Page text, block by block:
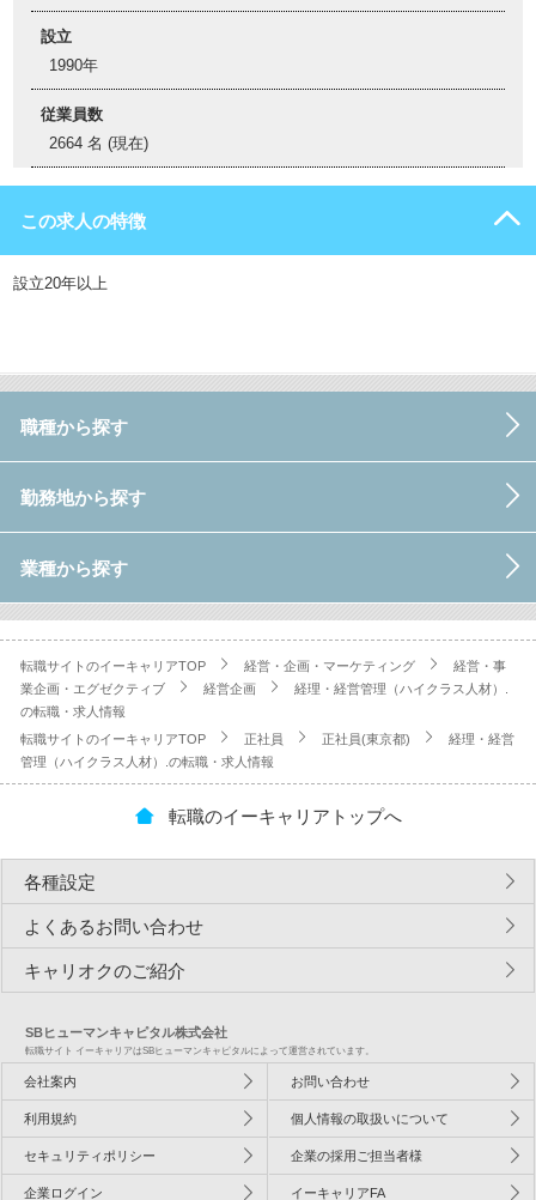
設立
1990年
従業員数
2664 名 (現在)
この求人の特徴
設立20年以上
職種から探す
勤務地から探す
業種から探す
転職サイトのイーキャリアTOP 経営・企画・マーケティング
経営・事
業企画・エグゼクティブ
経営企画
経理・経営管理（ハイクラス人材）.
の転職・求人情報
転職サイトのイーキャリアTOP
正社員 正社員(東京都)
経理・経営
管理（ハイクラス人材）.の転職・求人情報
転職のイーキャリアトップへ
各種設定
よくあるお問い合わせ
キャリオクのご紹介
SBヒューマンキャピタル株式会社
転職サイト イーキャリアはSBヒューマンキャピタルによって運営されています。
会社案内 お問い合わせ
利用規約 個人情報の取扱いについて
セキュリティポリシー 企業の採用ご担当者様
企業ログイン イーキャリアFA